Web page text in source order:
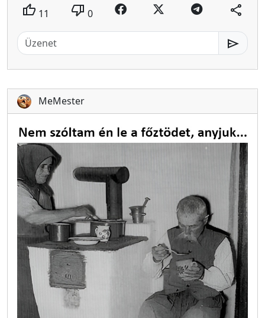
thumb_up 11 thumb_down 0 share
send
MeMester